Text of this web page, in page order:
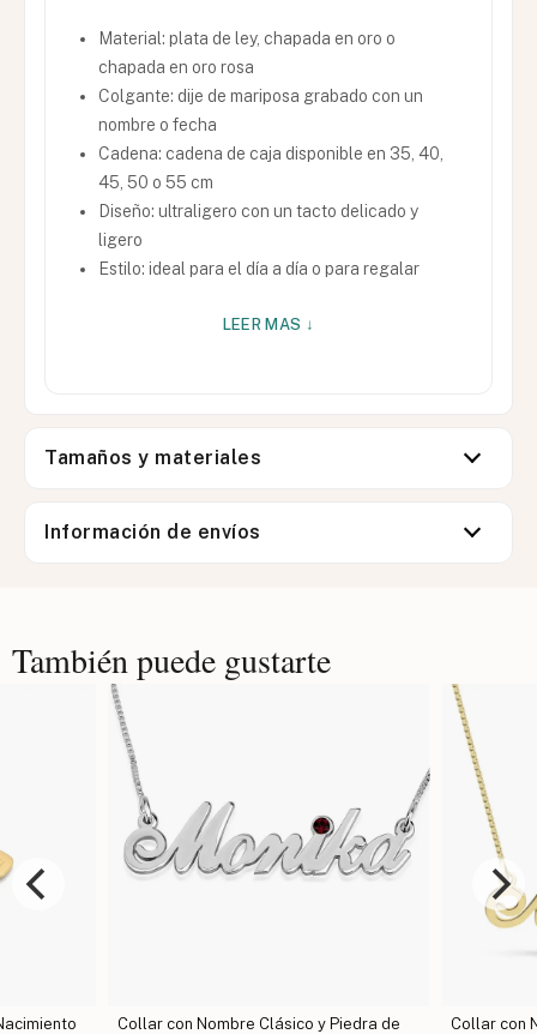
Material: plata de ley, chapada en oro o
chapada en oro rosa
Colgante: dije de mariposa grabado con un
nombre o fecha
Cadena: cadena de caja disponible en 35, 40,
45, 50 o 55 cm
Diseño: ultraligero con un tacto delicado y
ligero
Estilo: ideal para el día a día o para regalar
LEER MAS ↓
Tamaños y materiales
Información de envíos
También puede gustarte
Collar con Nombre Clásico y Piedra de
Collar con